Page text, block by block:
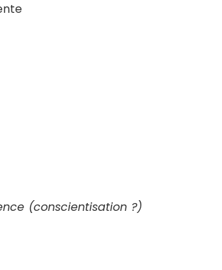
(conscientisation ?)